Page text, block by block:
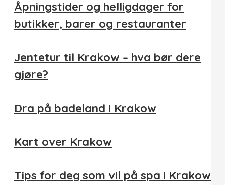
Åpningstider og helligdager for
butikker, barer og restauranter
Jentetur til Krakow – hva bør dere
gjøre?
Dra på badeland i Krakow
Kart over Krakow
Tips for deg som vil på spa i Krakow